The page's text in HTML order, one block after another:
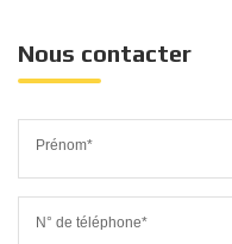
Nous contacter
Prénom*
N° de téléphone*